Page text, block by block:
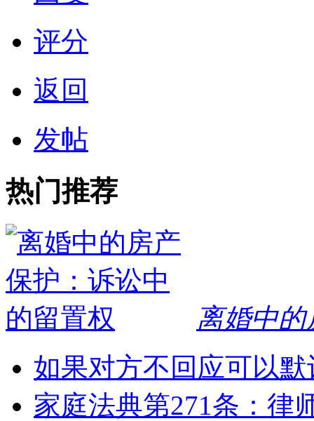
评分
返回
发帖
热门推荐
离婚中
如果对方不回应可以
家庭法典第271条：律